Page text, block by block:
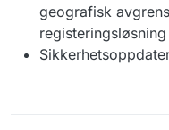
geografisk
registeringsløsning